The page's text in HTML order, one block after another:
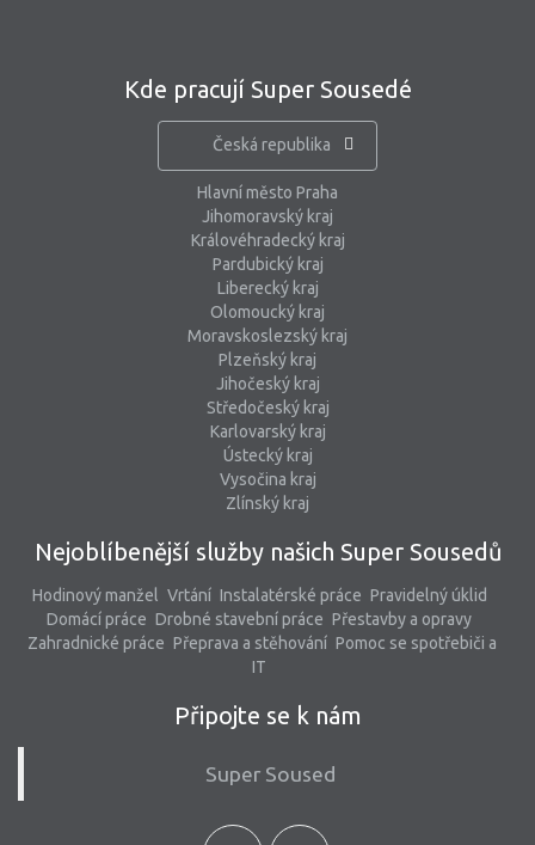
Kde pracují Super Sousedé
Česká republika
Hlavní město Praha
Jihomoravský kraj
Královéhradecký kraj
Pardubický kraj
Liberecký kraj
Olomoucký kraj
Moravskoslezský kraj
Plzeňský kraj
Jihočeský kraj
Středočeský kraj
Karlovarský kraj
Ústecký kraj
Vysočina kraj
Zlínský kraj
Nejoblíbenější služby našich Super Sousedů
Hodinový manžel Vrtání Instalatérské práce Pravidelný úklid
Domácí práce Drobné stavební práce Přestavby a opravy
Zahradnické práce Přeprava a stěhování Pomoc se spotřebiči a
IT
Připojte se k nám
Super Soused